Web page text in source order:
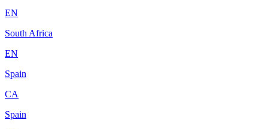
EN
South Africa
EN
Spain
CA
Spain